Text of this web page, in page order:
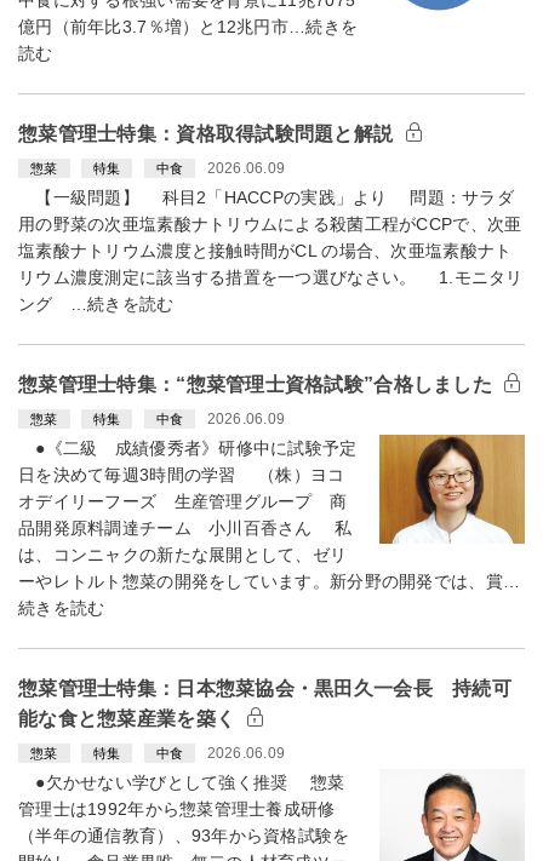
億円（前年比3.7％増）と12兆円市…続きを
読む
惣菜管理士特集：資格取得試験問題と解説
惣菜 特集 中食 2026.06.09
【一級問題】 科目2「HACCPの実践」より 問題：サラダ
用の野菜の次亜塩素酸ナトリウムによる殺菌工程がCCPで、次亜
塩素酸ナトリウム濃度と接触時間がCL の場合、次亜塩素酸ナト
リウム濃度測定に該当する措置を一つ選びなさい。 1.モニタリ
ング …続きを読む
惣菜管理士特集：“惣菜管理士資格試験”合格しました
惣菜 特集 中食 2026.06.09
●《二級 成績優秀者》研修中に試験予定
日を決めて毎週3時間の学習 （株）ヨコ
オデイリーフーズ 生産管理グループ 商
品開発原料調達チーム 小川百香さん 私
は、コンニャクの新たな展開として、ゼリ
ーやレトルト惣菜の開発をしています。新分野の開発では、賞…
続きを読む
惣菜管理士特集：日本惣菜協会・黒田久一会長 持続可
能な食と惣菜産業を築く
惣菜 特集 中食 2026.06.09
●欠かせない学びとして強く推奨 惣菜
管理士は1992年から惣菜管理士養成研修
（半年の通信教育）、93年から資格試験を